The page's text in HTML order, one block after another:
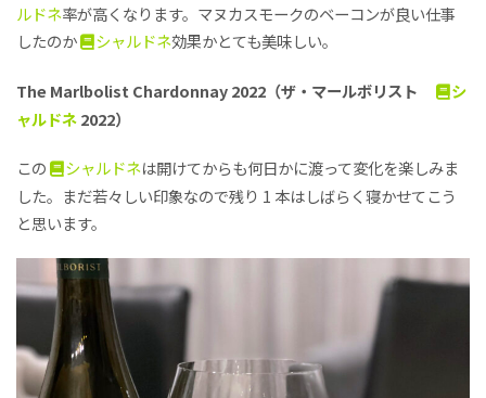
ルドネ率が高くなります。マヌカスモークのベーコンが良い仕事
したのか
シャルドネ効果かとても美味しい。
The Marlbolist Chardonnay 2022（ザ・マールボリスト
シ
ャルドネ2022）
この シャルドネは開けてからも何日かに渡って変化を楽しみま
した。まだ若々しい印象なので残り 1 本はしばらく寝かせてこう
と思います。